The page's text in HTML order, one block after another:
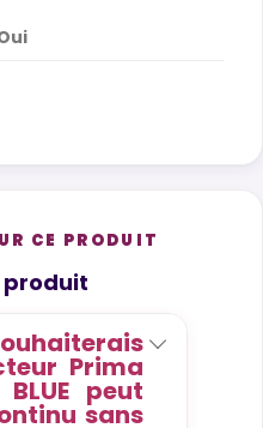
CE PRODUIT
produit
Prima
peut
sans